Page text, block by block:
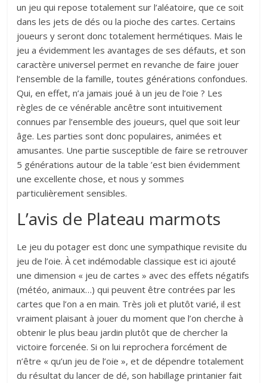
un jeu qui repose totalement sur l’aléatoire, que ce soit
dans les jets de dés ou la pioche des cartes. Certains
joueurs y seront donc totalement hermétiques. Mais le
jeu a évidemment les avantages de ses défauts, et son
caractère universel permet en revanche de faire jouer
l’ensemble de la famille, toutes générations confondues.
Qui, en effet, n’a jamais joué à un jeu de l’oie ? Les
règles de ce vénérable ancêtre sont intuitivement
connues par l’ensemble des joueurs, quel que soit leur
âge. Les parties sont donc populaires, animées et
amusantes. Une partie susceptible de faire se retrouver
5 générations autour de la table ’est bien évidemment
une excellente chose, et nous y sommes
particulièrement sensibles.
L’avis de Plateau marmots
Le jeu du potager est donc une sympathique revisite du
jeu de l’oie. À cet indémodable classique est ici ajouté
une dimension « jeu de cartes » avec des effets négatifs
(météo, animaux…) qui peuvent être contrées par les
cartes que l’on a en main. Très joli et plutôt varié, il est
vraiment plaisant à jouer du moment que l’on cherche à
obtenir le plus beau jardin plutôt que de chercher la
victoire forcenée. Si on lui reprochera forcément de
n’être « qu’un jeu de l’oie », et de dépendre totalement
du résultat du lancer de dé, son habillage printanier fait